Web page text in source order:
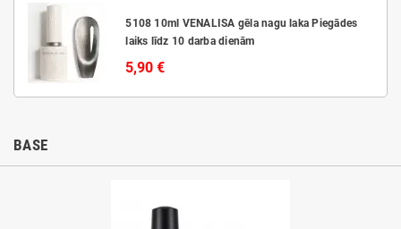
5108 10ml VENALISA gēla nagu laka Piegādes
laiks līdz 10 darba dienām
5,90 €
BASE